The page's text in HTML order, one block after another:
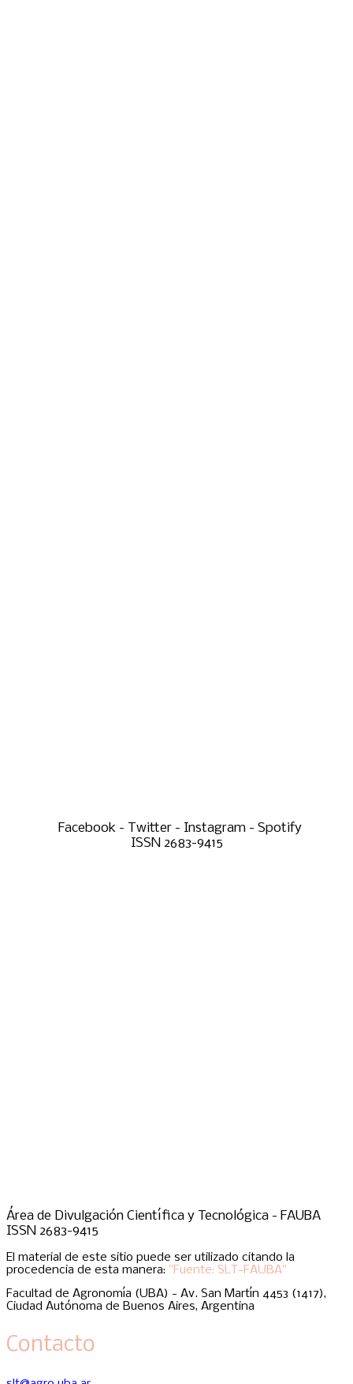
Facebook - Twitter - Instagram - Spotify
ISSN 2683-9415
Área de Divulgación Científica y Tecnológica - FAUBA
ISSN 2683-9415
El material de este sitio puede ser utilizado citando la
procedencia de esta manera: "Fuente: SLT-FAUBA"
Facultad de Agronomía (UBA) - Av. San Martín 4453 (1417),
Ciudad Autónoma de Buenos Aires, Argentina
Contacto